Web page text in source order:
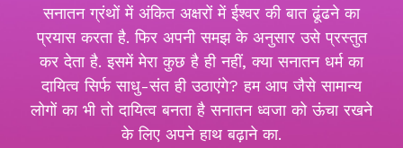
सनातन ग्रंथों में अंकित अक्षरों में ईश्वर की बात ढूंढने का
प्रयास करता है. फिर अपनी समझ के अनुसार उसे प्रस्तुत
कर देता है. इसमें मेरा कुछ है ही नहीं, क्या सनातन धर्म का
दायित्व सिर्फ साधु-संत ही उठाएंगे? हम आप जैसे सामान्य
लोगों का भी तो दायित्व बनता है सनातन ध्वजा को ऊंचा रखने
के लिए अपने हाथ बढ़ाने का.